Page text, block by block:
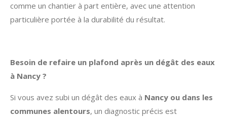
comme un chantier à part entière, avec une attention
particulière portée à la durabilité du résultat.
Besoin de refaire un plafond après un dégât des eaux
à Nancy ?
Si vous avez subi un dégât des eaux à Nancy ou dans les
communes alentours, un diagnostic précis est